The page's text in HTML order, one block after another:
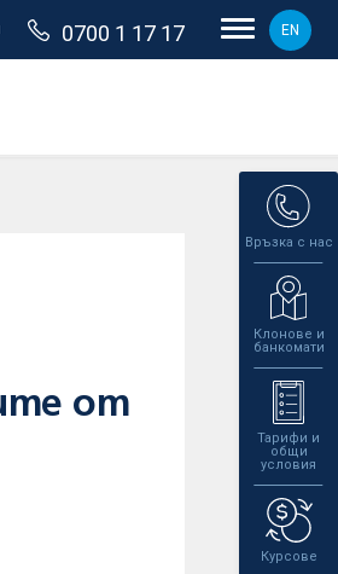
0700 1 17 17 EN
Връзка с нас
Клонове и
банкомати
Тарифи и
общи
условия
Курсове
от